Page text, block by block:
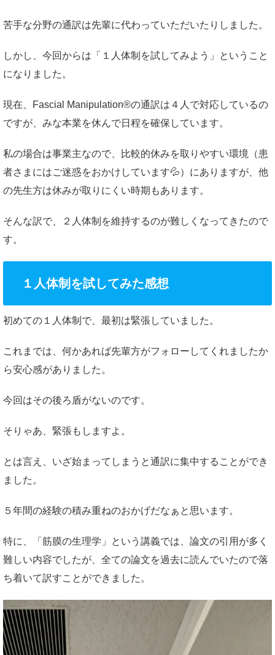
苦手な分野の通訳は先輩に代わっていただいたりしました。
しかし、今回からは「１人体制を試してみよう」ということ
になりました。
現在、Fascial Manipulation®の通訳は４人で対応しているの
ですが、みな本業を休んで日程を確保しています。
私の場合は事業主なので、比較的休みを取りやすい環境（患
者さまにはご迷惑をおかけしています💦）にありますが、他
の先生方は休みが取りにくい時期もあります。
そんな訳で、２人体制を維持するのが難しくなってきたので
す。
１人体制を試してみた感想
初めての１人体制で、最初は緊張していました。
これまでは、何かあれば先輩方がフォローしてくれましたか
ら安心感がありました。
今回はその後ろ盾がないのです。
そりゃあ、緊張もしますよ。
とは言え、いざ始まってしまうと通訳に集中することができ
ました。
５年間の経験の積み重ねのおかげだなぁと思います。
特に、「筋膜の生理学」という講義では、論文の引用が多く
難しい内容でしたが、全ての論文を過去に読んでいたので落
ち着いて訳すことができました。